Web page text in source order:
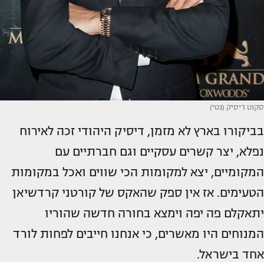
סקוט דיסיק (גטי)
בביקורו בארץ לא מזמן, דיסיק היהודי זכה לאירוח
נפלא, יצר קשרים עסקיים וגם חברתיים עם
המקומיים, יצא למקומות הכי שווים ואכל במקומות
הטעימים. אז אין ספק שהאקס של קורטני קרדשיאן
יתאקלם פה יפה וימצא בחורה חדשה שהוריו
המנוחים היו מאשרים, כי אנחנו חייבים לפחות לורד
אחד בישראל.